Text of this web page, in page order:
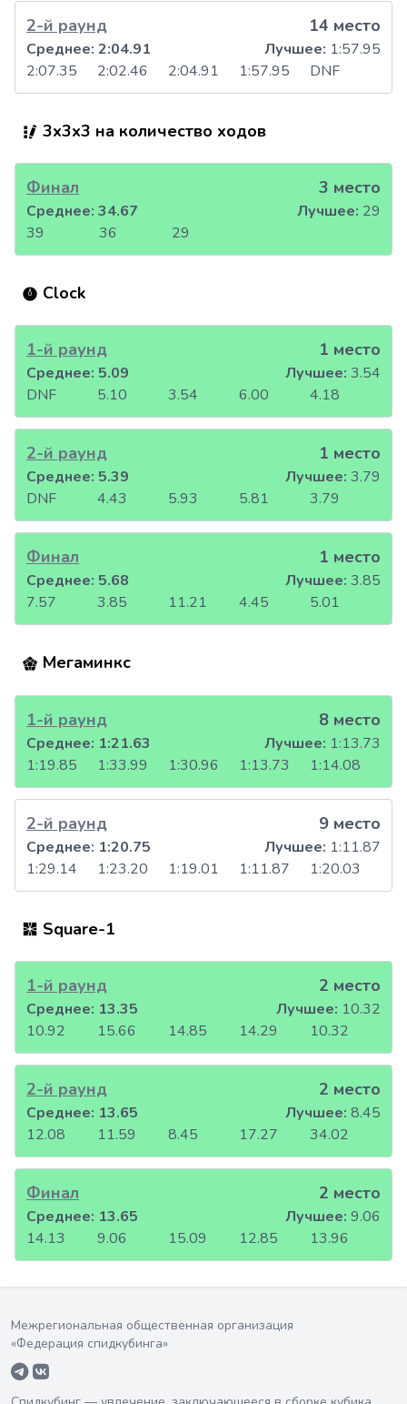
2-й раунд 14 место
2:07.35 2:02.46 2:04.91 1:57.95 DNF
Среднее: 2:04.91 Лучшее: 1:57.95
3x3x3 на количество ходов
Финал 3 место
39 36 29
Среднее: 34.67 Лучшее: 29
Clock
1-й раунд 1 место
DNF 5.10 3.54 6.00 4.18
Среднее: 5.09 Лучшее: 3.54
2-й раунд 1 место
DNF 4.43 5.93 5.81 3.79
Среднее: 5.39 Лучшее: 3.79
Финал 1 место
7.57 3.85 11.21 4.45 5.01
Среднее: 5.68 Лучшее: 3.85
Мегаминкс
1-й раунд 8 место
1:19.85 1:33.99 1:30.96 1:13.73 1:14.08
Среднее: 1:21.63 Лучшее: 1:13.73
2-й раунд 9 место
1:29.14 1:23.20 1:19.01 1:11.87 1:20.03
Среднее: 1:20.75 Лучшее: 1:11.87
Square-1
1-й раунд 2 место
10.92 15.66 14.85 14.29 10.32
Среднее: 13.35 Лучшее: 10.32
2-й раунд 2 место
12.08 11.59 8.45 17.27 34.02
Среднее: 13.65 Лучшее: 8.45
Финал 2 место
14.13 9.06 15.09 12.85 13.96
Среднее: 13.65 Лучшее: 9.06
Межрегиональная общественная организация
«Федерация спидкубинга»